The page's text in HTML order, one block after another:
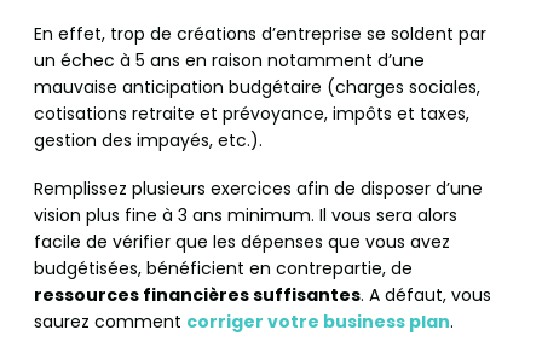
En effet, trop de créations d’entreprise se soldent par
un échec à 5 ans en raison notamment d’une
mauvaise anticipation budgétaire (charges sociales,
cotisations retraite et prévoyance, impôts et taxes,
gestion des impayés, etc.).
Remplissez plusieurs exercices afin de disposer d’une
vision plus fine à 3 ans minimum. Il vous sera alors
facile de vérifier que les dépenses que vous avez
budgétisées, bénéficient en contrepartie, de
ressources financières suffisantes. A défaut, vous
saurez comment corriger votre business plan.